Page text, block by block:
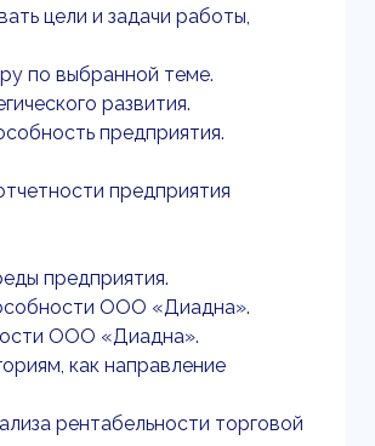
цели и задачи работы,
по выбранной теме.
развития.
предприятия.
предприятия
предприятия.
ООО «Диадна».
ООО «Диадна».
как направление
рентабельности торговой